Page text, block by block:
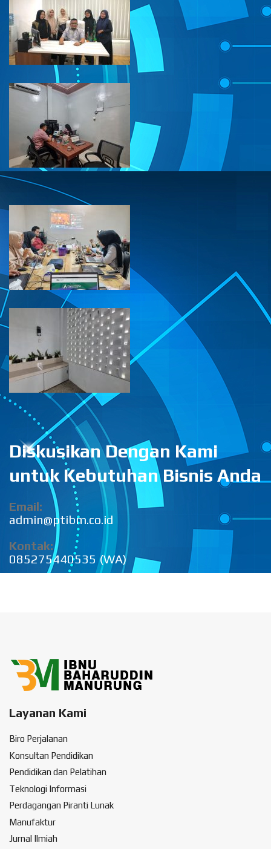
Diskusikan Dengan Kami
untuk Kebutuhan Bisnis Anda
Email:
admin@ptibm.co.id
Kontak:
085275440535 (WA)
Layanan Kami
Biro Perjalanan
Konsultan Pendidikan
Pendidikan dan Pelatihan
Teknologi Informasi
Perdagangan Piranti Lunak
Manufaktur
Jurnal Ilmiah